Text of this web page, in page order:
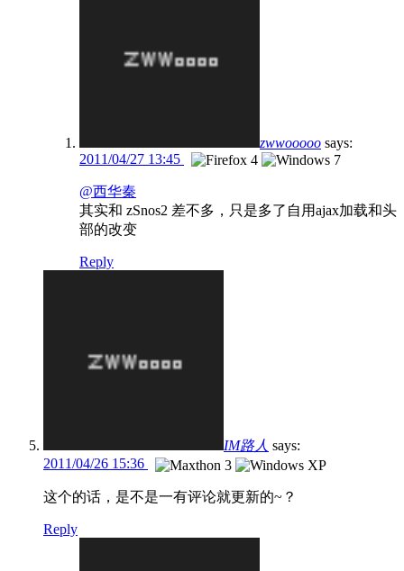
zwwooooo says:
2011/04/27 13:45
@西华秦
其实和 zSnos2 差不多，只是多了自用ajax加载和头
部的改变
Reply
IM路人 says:
2011/04/26 15:36
这个的话，是不是一有评论就更新的~？
Reply